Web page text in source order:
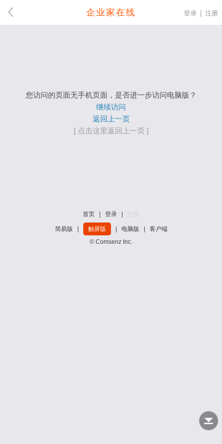
企业家在线 登录 注册
您访问的页面无手机页面，是否进一步访问电脑版？
继续访问
返回上一页
[ 点击这里返回上一页 ]
首页 登录
简易版 触屏版 电脑版
客户端
© Comsenz Inc.